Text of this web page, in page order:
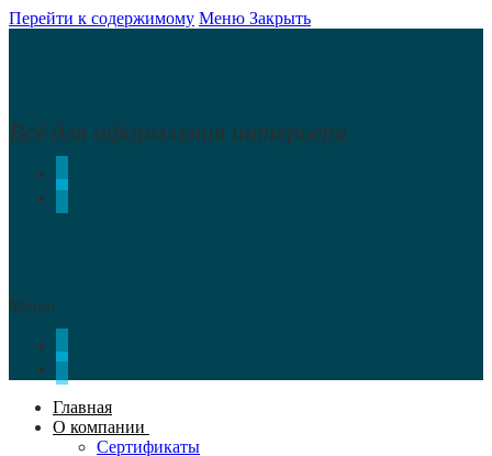
Перейти к содержимому Меню Закрыть
Всё для оформления интерьера
Меню
Главная
О компании
Сертификаты